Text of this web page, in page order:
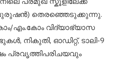
തെരഞ്ഞെടുക്കുന്നു.
എം.കോം വിദ്യാഭ്യാസ
നികുതി, ഓഡിറ്റ്, ടാലി-9
പ്രവൃത്തിപരിചയവും